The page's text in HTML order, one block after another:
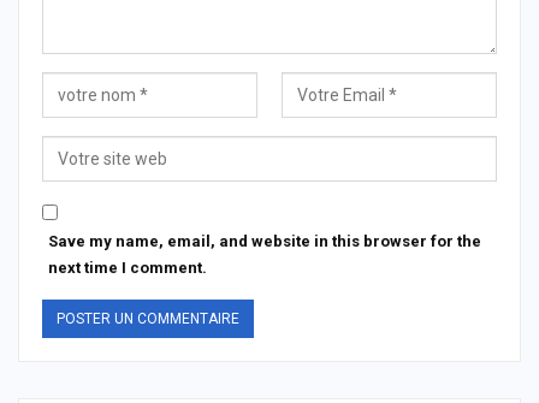
Save my name, email, and website in this browser for the
next time I comment.